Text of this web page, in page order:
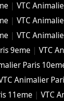
| VTC
| VTC
| VTC
9eme | VTC
Paris
Animalier
11eme |VTC